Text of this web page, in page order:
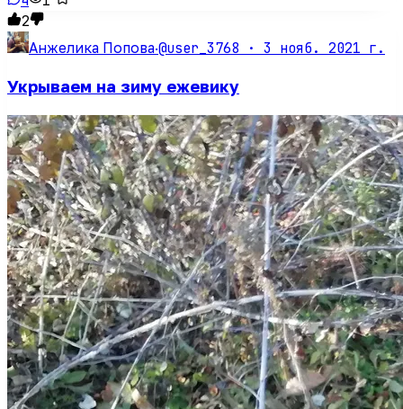
2
Анжелика Попова·@user_3768 · 3 нояб. 2021 г.
Укрываем на зиму ежевику